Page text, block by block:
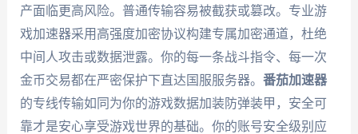
产面临更高风险。普通传输容易被截获或篡改。专业游
戏加速器采用高强度加密协议构建专属加密通道，杜绝
中间人攻击或数据泄露。你的每一条战斗指令、每一次
金币交易都在严密保护下直达国服服务器。 番茄加速器
的专线传输如同为你的游戏数据加装防弹装甲，安全可
靠才是安心享受游戏世界的基础。你的账号安全级别应